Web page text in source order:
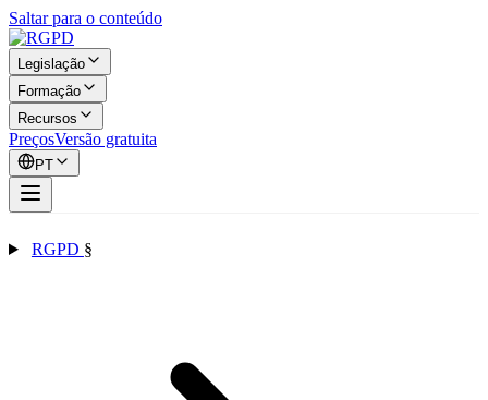
Saltar para o conteúdo
Legislação
Formação
Recursos
PreçosVersão gratuita
PT
RGPD §